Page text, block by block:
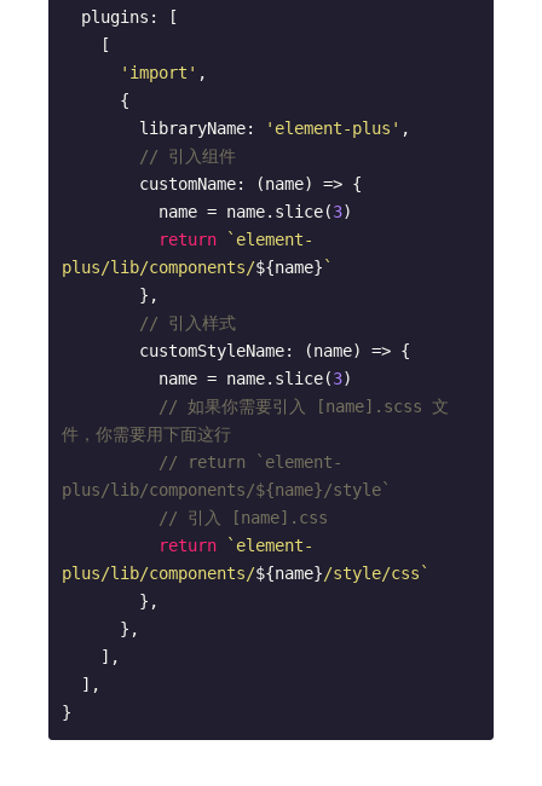
'import' ,
        libraryName:
'element-plus' ,
// 引入组件
          name = name.slice(
3)
return
`element-
plus/lib/components/${name} `
// 引入样式
          name = name.slice(
3)
// 如果你需要引入 [name].scss 文
件，你需要用下面这行
// return `element-
plus/lib/components/${name}/style`
// 引入 [name].css
return
`element-
plus/lib/components/${name}/style/css`
}